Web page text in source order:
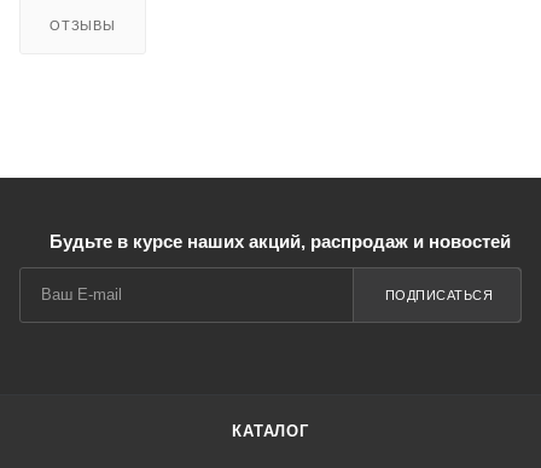
ОТЗЫВЫ
Будьте в курсе наших акций, распродаж и новостей
ПОДПИСАТЬСЯ
КАТАЛОГ